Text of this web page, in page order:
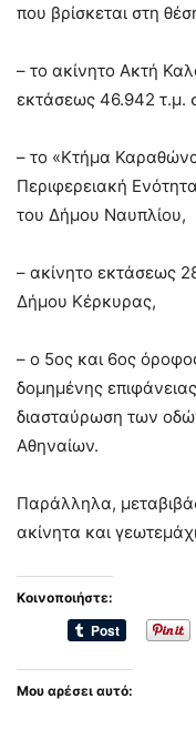
που βρίσκεται στη
– το ακίνητο Ακτή
εκτάσεως 46.942 τ.μ.
– το «Κτήμα
Περιφερειακή
του Δήμου Ναυπλίου,
– ακίνητο εκτάσεως
Δήμου Κέρκυρας,
– ο 5ος και 6ος
δομημένης
διασταύρωση των
Αθηναίων.
Παράλληλα,
ακίνητα και
Κοινοποιήστε:
Μου αρέσει αυτό: